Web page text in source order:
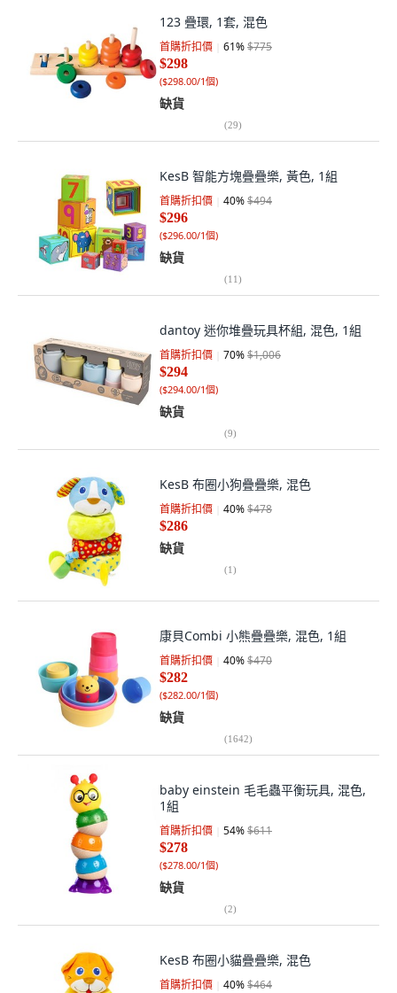
123 疊環, 1套, 混色
首購折扣價 61%$775
$298
($298.00/1個)
缺貨
(29)
KesB 智能方塊疊疊樂, 黃色, 1組
首購折扣價 40%$494
$296
($296.00/1個)
缺貨
(11)
dantoy 迷你堆疊玩具杯組, 混色, 1組
首購折扣價 70%$1,006
$294
($294.00/1個)
缺貨
(9)
KesB 布圈小狗疊疊樂, 混色
首購折扣價 40%$478
$286
缺貨
(1)
康貝Combi 小熊疊疊樂, 混色, 1組
首購折扣價 40%$470
$282
($282.00/1個)
缺貨
(1642)
baby einstein 毛毛蟲平衡玩具, 混色,
1組
首購折扣價 54%$611
$278
($278.00/1個)
缺貨
(2)
KesB 布圈小貓疊疊樂, 混色
首購折扣價 40%$464